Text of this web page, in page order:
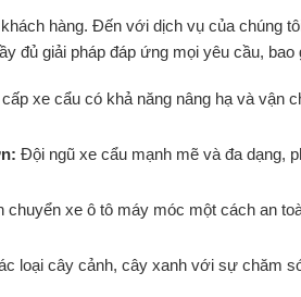
hàng. Đến với dịch vụ của chúng
đủ giải pháp đáp ứng mọi yêu cầu, bao
xe cẩu có khả năng nâng hạ và vận
Đội ngũ xe cẩu mạnh mẽ và đa dạng,
chuyển xe ô tô máy móc một cách an
loại cây cảnh, cây xanh với sự chăm